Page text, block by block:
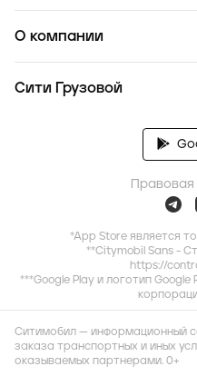
О компании
Сити Грузовой
*App Store является
**Citymobil Sans -
https://
***Google Play и логотип
Ситимобил — информационный
заказа транспортных и иных
оказываемых партнерами. 0+